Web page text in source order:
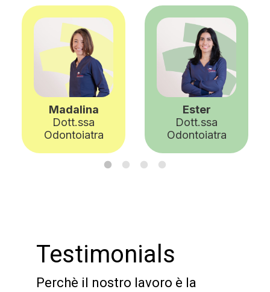
Madalina
Dott.ssa
Odontoiatra
Dott.ssa
Odontoiatra
Testimonials
Perchè il nostro lavoro è la